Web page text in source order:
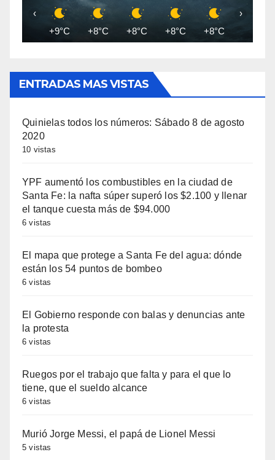
+9°C +8°C +8°C +8°C +8°C +7°C
‹ ›
ENTRADAS MAS VISTAS
Quinielas todos los números: Sábado 8 de agosto
2020
10 vistas
YPF aumentó los combustibles en la ciudad de
Santa Fe: la nafta súper superó los $2.100 y llenar
el tanque cuesta más de $94.000
6 vistas
El mapa que protege a Santa Fe del agua: dónde
están los 54 puntos de bombeo
6 vistas
El Gobierno responde con balas y denuncias ante
la protesta
6 vistas
Ruegos por el trabajo que falta y para el que lo
tiene, que el sueldo alcance
6 vistas
Murió Jorge Messi, el papá de Lionel Messi
5 vistas